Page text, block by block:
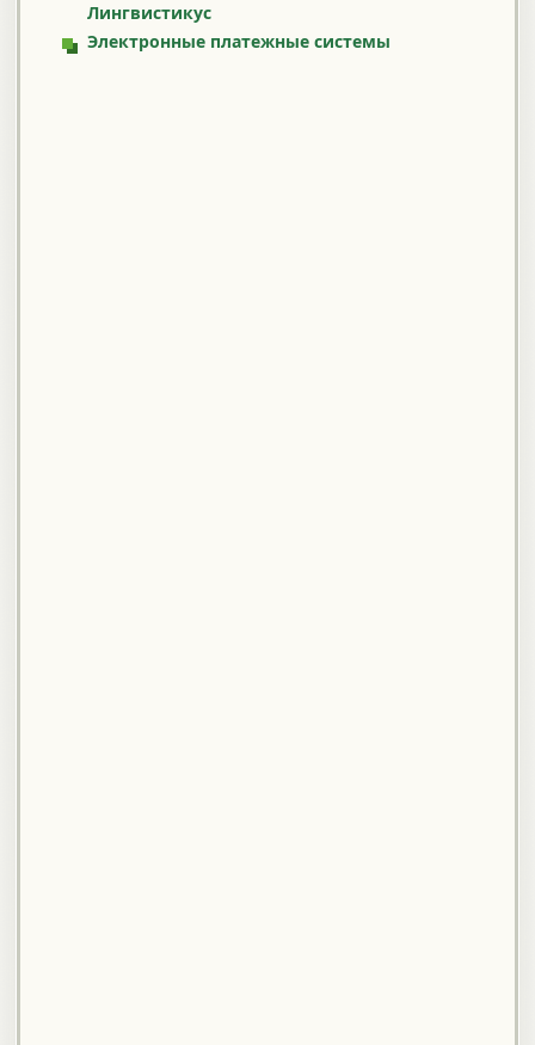
Лингвистикус
Электронные платежные системы